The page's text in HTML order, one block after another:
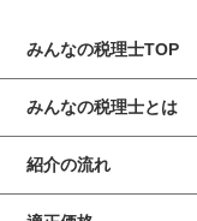
みんなの税理士TOP
みんなの税理士とは
紹介の流れ